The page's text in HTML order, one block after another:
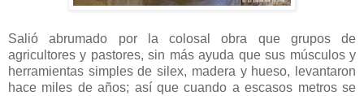
Salió abrumado por la colosal obra que grupos de
agricultores y pastores, sin más ayuda que sus músculos y
herramientas simples de silex, madera y hueso, levantaron
hace miles de años; así que cuando a escasos metros se